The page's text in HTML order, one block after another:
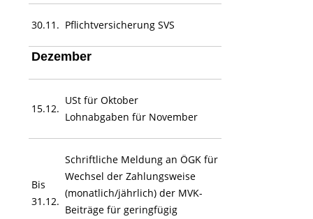
30.11. Pflichtversicherung SVS
Dezember
15.12.
USt für Oktober
Lohnabgaben für November
Bis
31.12.
Schriftliche Meldung an ÖGK für
Wechsel der Zahlungsweise
(monatlich/jährlich) der MVK-
Beiträge für geringfügig